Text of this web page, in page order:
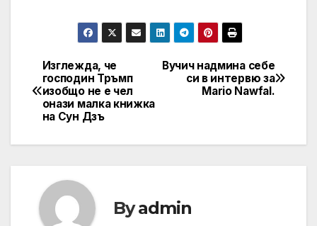
Post
navigation
Вучич надмина себе
си в интервю за
Mario Nawfal.
Изглежда, че
господин Тръмп
изобщо не е чел
онази малка книжка
на Сун Дзъ
Byadmin